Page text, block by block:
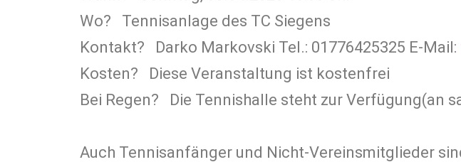
Wo? Tennisanlage des TC Siegens
Kontakt? Darko Markovski Tel.: 01776425325 E-Mail:
Kosten? Diese Veranstaltung ist kostenfrei
Bei Regen? Die Tennishalle steht zur Verfügung(an
Auch Tennisanfänger und Nicht-Vereinsmitglieder